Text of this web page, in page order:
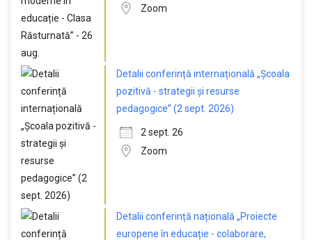
Zoom
Detalii conferință internațională „Școala
pozitivă - strategii și resurse
pedagogice” (2 sept. 2026)
2 sept. 26
Zoom
Detalii conferință națională „Proiecte
europene în educație - colaborare,